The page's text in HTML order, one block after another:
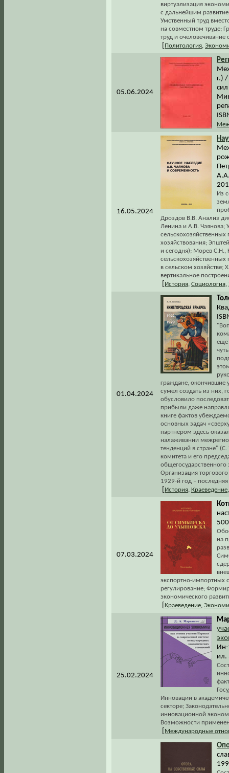
виртуализация
с дальнейшим
Умственный труд
на совместном труде;
труд и очеловечивание
Политология
05.06.2024
г.)
16.05.2024
Из
Дроздов В.В. Анализ
Ленина и А.В. Чаянова;
хозяйствования;
и сегодня); Морев С.Н.,
в сельском хозяйстве;
вертикальное
История Социология
01.04.2024
еще
граждане, окончившие
сумел создать из них,
обусловило
прибыли даже
книге фактов
основных задач
партнером здесь
налаживании
тенденций в стране"
комитета и его
Организация
1929-й год –
История Краеведение
07.03.2024
на
экспортно-импортных
регулирование;
экономического
Краеведение
25.02.2024
Ин-
ил.
Инновации в
секторе;
инновационной
Возможности
Международные